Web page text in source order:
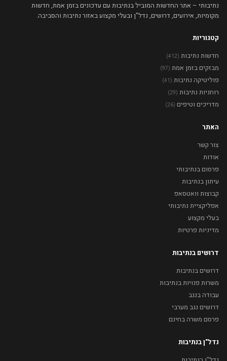
נתיבותי – אתר החדשות המוביל בנתיבות עם עדכונים בזמן אמת, חדשות
מקומיות, אירועים, דרושים, נדל"ן ובעלי מקצוע באזור נתיבות והסביבה.
קטגוריות
חדשות נתיבות (412)
מבזקים בזמן אמת (97)
פוליטיקה נתיבות (41)
רוחניות נתיבות (29)
מדריכים וטיפים (26)
האתר
צור קשר
אודות
פרסום בנתיבותי
עיתון בנתיבות
קבוצות וואטסאפ
אפליקציית נתיבותי
בעלי מקצוע
מדיניות פרטיות
דרושים בנתיבות
דרושים בנתיבות
משרות פנויות בנתיבות
עבודה בנגב
דרושים נגב מערבי
פרסם משרה בחינם
נדל"ן בנתיבות